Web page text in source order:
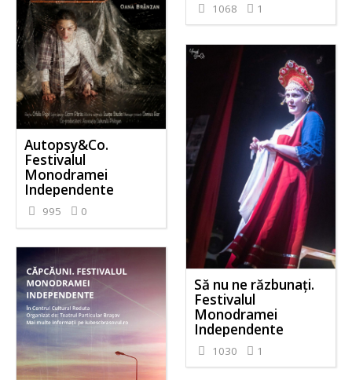
1068 1
Autopsy&Co.
Festivalul
Monodramei
Independente
995 0
Să nu ne răzbunați.
Festivalul
Monodramei
Independente
1030 1